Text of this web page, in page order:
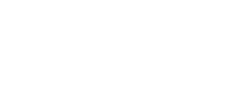
of this Agreement, in addition
any and all copies thereof.
If you are a US Government
at 48 C.F.R. 2.101 (October